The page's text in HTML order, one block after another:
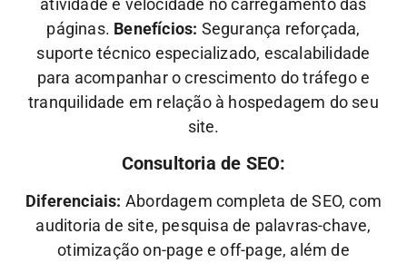
atividade e velocidade no carregamento das
páginas. Benefícios: Segurança reforçada,
suporte técnico especializado, escalabilidade
para acompanhar o crescimento do tráfego e
tranquilidade em relação à hospedagem do seu
site.
Consultoria de SEO:
Diferenciais: Abordagem completa de SEO, com
auditoria de site, pesquisa de palavras-chave,
otimização on-page e off-page, além de